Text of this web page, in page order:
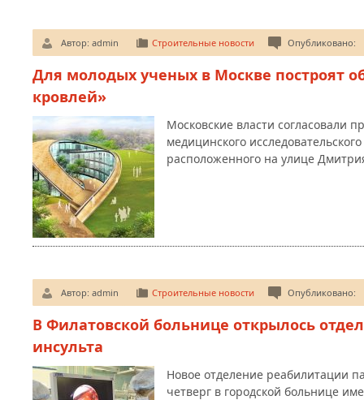
Автор: admin Строительные новости Опубликовано:
Для молодых ученых в Москве построят
кровлей»
Московские власти согласовали
медицинского
расположенного на улице
Автор: admin Строительные новости Опубликовано:
В Филатовской больнице открылось
инсульта
Новое отделение реабилитации
четверг в городской больнице